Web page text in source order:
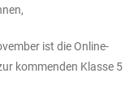
ist die Online-
kommenden Klasse 5